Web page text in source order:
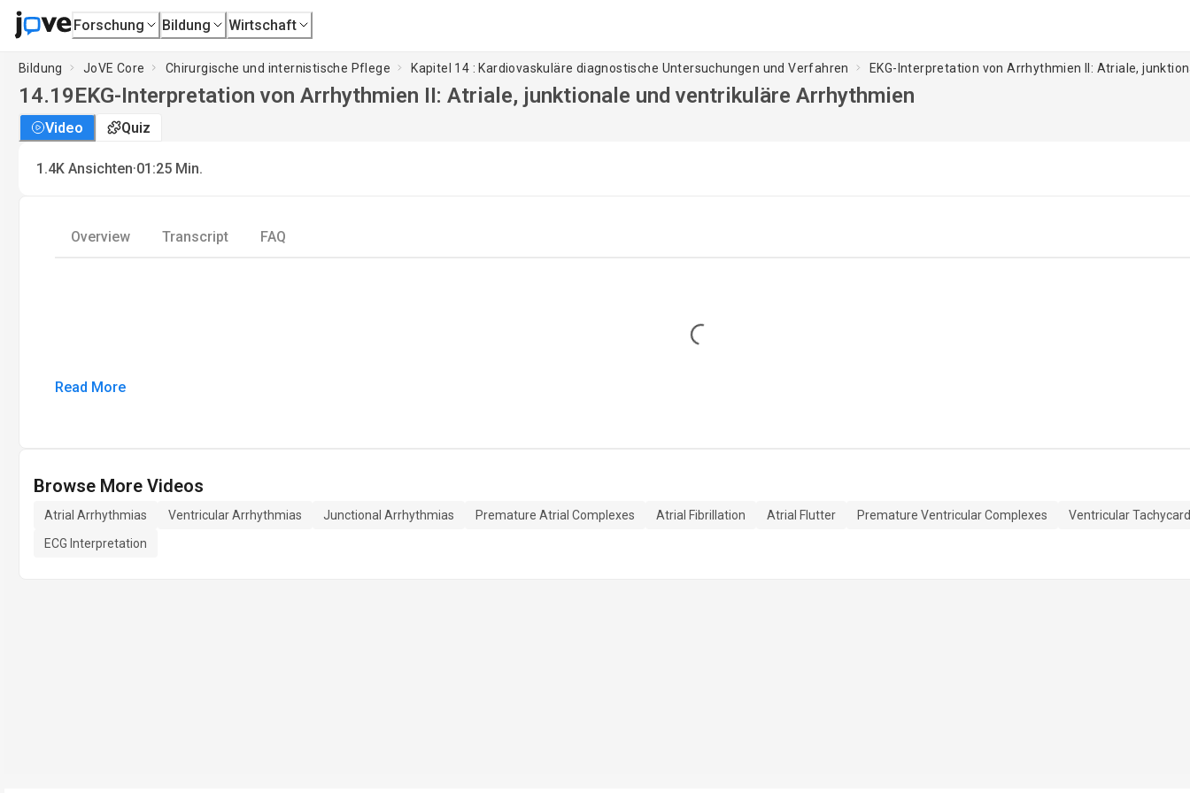
Forschung Bildung Wirtschaft
Bildung JoVE Core Chirurgische und internistische Pflege Kapitel 14 : Kardiovaskuläre diagnostische Untersuchungen und Verfahren EKG-Interpretation von Arrhythmien II: Atriale,
14.19EKG-Interpretation von Arrhythmien II: Atriale, junktionale und ventrikuläre Arrhythmien
Video Quiz
1.4K Ansichten·01:25 Min.
Overview Transcript FAQ
Loading...
Read More
Browse More Videos
Atrial Arrhythmias Ventricular Arrhythmias Junctional Arrhythmias Premature Atrial Complexes Atrial Fibrillation Atrial Flutter Premature Ventricular Complexes
Ventricular
ECG Interpretation